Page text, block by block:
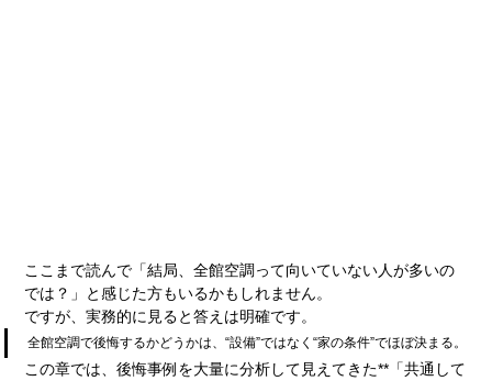
ここまで読んで「結局、全館空調って向いていない人が多いの
では？」と感じた方もいるかもしれません。
ですが、実務的に見ると答えは明確です。
全館空調で後悔するかどうかは、“設備”ではなく“家の条件”でほぼ決まる。
この章では、後悔事例を大量に分析して見えてきた**「共通して